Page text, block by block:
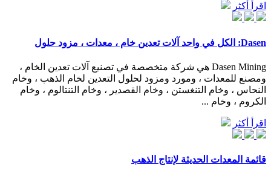
اقرأ أكثر
Dasen: الكل في واحد آلات تعدين خام ، معدات ، مزود حلول
Dasen Mining هي شركة متخصصة في تصنيع آلات تعدين الخام ،
ومصنع للمعدات ، ومورد ومزود لحلول التعدين لخام الذهب ، وخام
النحاس ، وخام التنغستن ، وخام القصدير ، وخام التنتالوم ، وخام
الكروم ، وخام ...
اقرأ أكثر
قائمة المعدات الحديثة لإنتاج الذهب